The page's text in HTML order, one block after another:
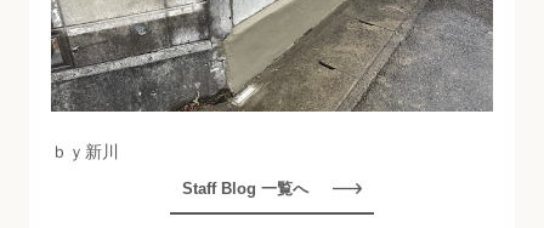
ｂｙ新川
Staff Blog 一覧へ